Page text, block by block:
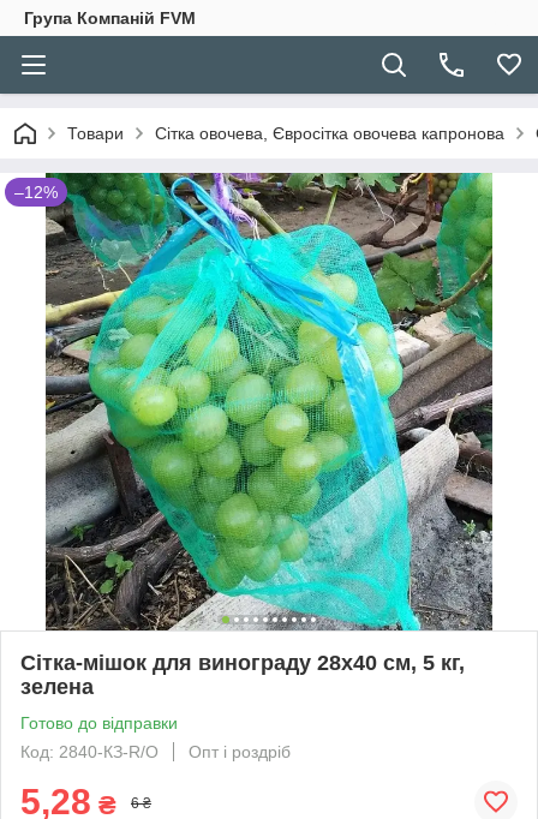
Група Компаній FVM
Товари Сітка овочева, Євросітка овочева капронова
–12%
Сітка-мішок для винограду 28х40 см, 5 кг,
зелена
Готово до відправки
Код: 2840-КЗ-R/O
Опт і роздріб
5,28 ₴ 6 ₴